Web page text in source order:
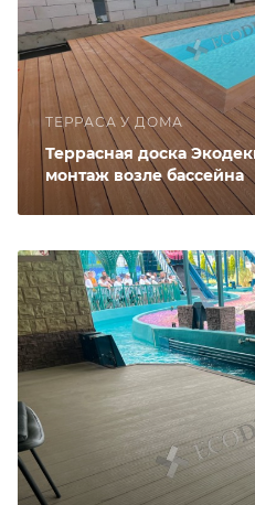
ТЕРРАСА У ДОМА
Террасная доска
монтаж возле бассейна